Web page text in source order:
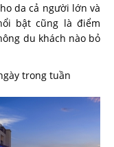
da cả người lớn và
bật cũng là điểm
du khách nào bỏ
trong tuần